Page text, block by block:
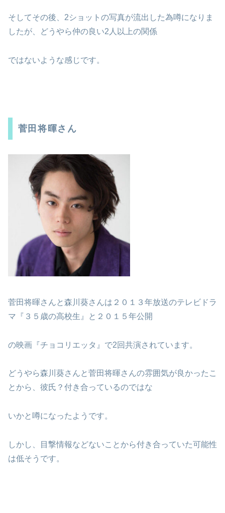
そしてその後、2ショットの写真が流出した為噂になりま
したが、どうやら仲の良い2人以上の関係
ではないような感じです。
菅田将暉さん
菅田将暉さんと森川葵さんは２０１３年放送のテレビドラ
マ『３５歳の高校生』と２０１５年公開
の映画『チョコリエッタ』で2回共演されています。
どうやら森川葵さんと菅田将暉さんの雰囲気が良かったこ
とから、彼氏？付き合っているのではな
いかと噂になったようです。
しかし、目撃情報などないことから付き合っていた可能性
は低そうです。